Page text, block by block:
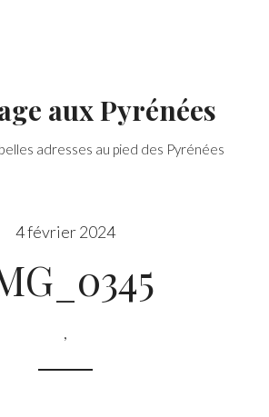
aux Pyrénées
adresses au pied des Pyrénées
4 février 2024
,